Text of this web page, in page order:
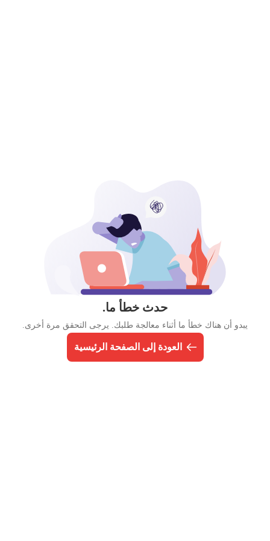
حدث خطأ ما.
يبدو أن هناك خطأ ما أثناء معالجة طلبك. يرجى التحقق مرة أخرى.
العودة إلى الصفحة الرئيسية